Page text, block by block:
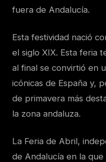
fuera de Andalucía.
Esta festividad nació
el siglo XIX. Esta feria
al final se convirtió en
icónicas de España y,
de primavera más
la zona andaluza.
La Feria de Abril,
de Andalucía en la